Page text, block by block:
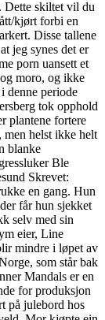
Dette skiltet vil du
kjørt forbi en
Disse tallene
jeg synes det er
porn uansett et
moro, og ikke
denne periode
tok opphold
plantene fortere
men helst ikke helt
blanke
Ble
Skrevet:
en gang. Hun
får hun sjekket
selv med sin
eier, Line
mindre i løpet av
som står bak
Mandals er en
for produksjon
på julebord hos